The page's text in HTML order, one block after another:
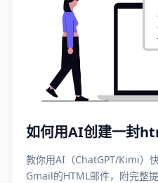
如何用AI创建一封
教你用AI（ChatGPT/Kimi）
Gmail的HTML邮件，附完整